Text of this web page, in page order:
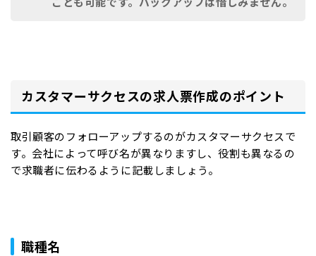
カスタマーサクセスの求人票作成のポイント
取引顧客のフォローアップするのがカスタマーサクセスで
す。会社によって呼び名が異なりますし、役割も異なるの
で求職者に伝わるように記載しましょう。
職種名